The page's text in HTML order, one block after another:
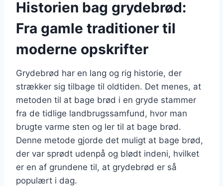
Historien bag grydebrød:
Fra gamle traditioner til
moderne opskrifter
Grydebrød har en lang og rig historie, der
strækker sig tilbage til oldtiden. Det menes, at
metoden til at bage brød i en gryde stammer
fra de tidlige landbrugssamfund, hvor man
brugte varme sten og ler til at bage brød.
Denne metode gjorde det muligt at bage brød,
der var sprødt udenpå og blødt indeni, hvilket
er en af grundene til, at grydebrød er så
populært i dag.